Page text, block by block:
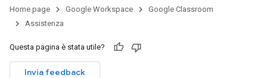
Home page Google Workspace
Google Classroom
Assistenza
Questa pagina è stata utile?
Invia feedback